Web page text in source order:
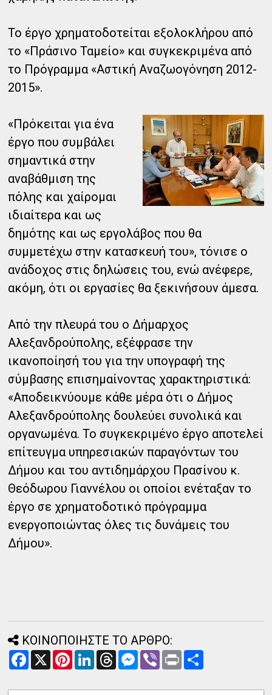
Το έργο χρηματοδοτείται εξολοκλήρου από
το «Πράσινο Ταμείο» και συγκεκριμένα από
το Πρόγραμμα «Αστική Αναζωογόνηση 2012-
2015».
«Πρόκειται για ένα
έργο που συμβάλει
σημαντικά στην
αναβάθμιση της
πόλης και χαίρομαι
ιδιαίτερα και ως
δημότης και ως εργολάβος που θα
συμμετέχω στην κατασκευή του», τόνισε ο
ανάδοχος στις δηλώσεις του, ενώ ανέφερε,
ακόμη, ότι οι εργασίες θα ξεκινήσουν άμεσα.
Από την πλευρά του ο Δήμαρχος
Αλεξανδρούπολης, εξέφρασε την
ικανοποίησή του για την υπογραφή της
σύμβασης επισημαίνοντας χαρακτηριστικά:
«Αποδεικνύουμε κάθε μέρα ότι ο Δήμος
Αλεξανδρούπολης δουλεύει συνολικά και
οργανωμένα. Το συγκεκριμένο έργο αποτελεί
επίτευγμα υπηρεσιακών παραγόντων του
Δήμου και του αντιδημάρχου Πρασίνου κ.
Θεόδωρου Γιαννέλου οι οποίοι ενέταξαν το
έργο σε χρηματοδοτικό πρόγραμμα
ενεργοποιώντας όλες τις δυνάμεις του
Δήμου».
ΚΟΙΝΟΠΟΙΗΣΤΕ ΤΟ ΑΡΘΡΟ:
F
X
P
L
T
M
V
P